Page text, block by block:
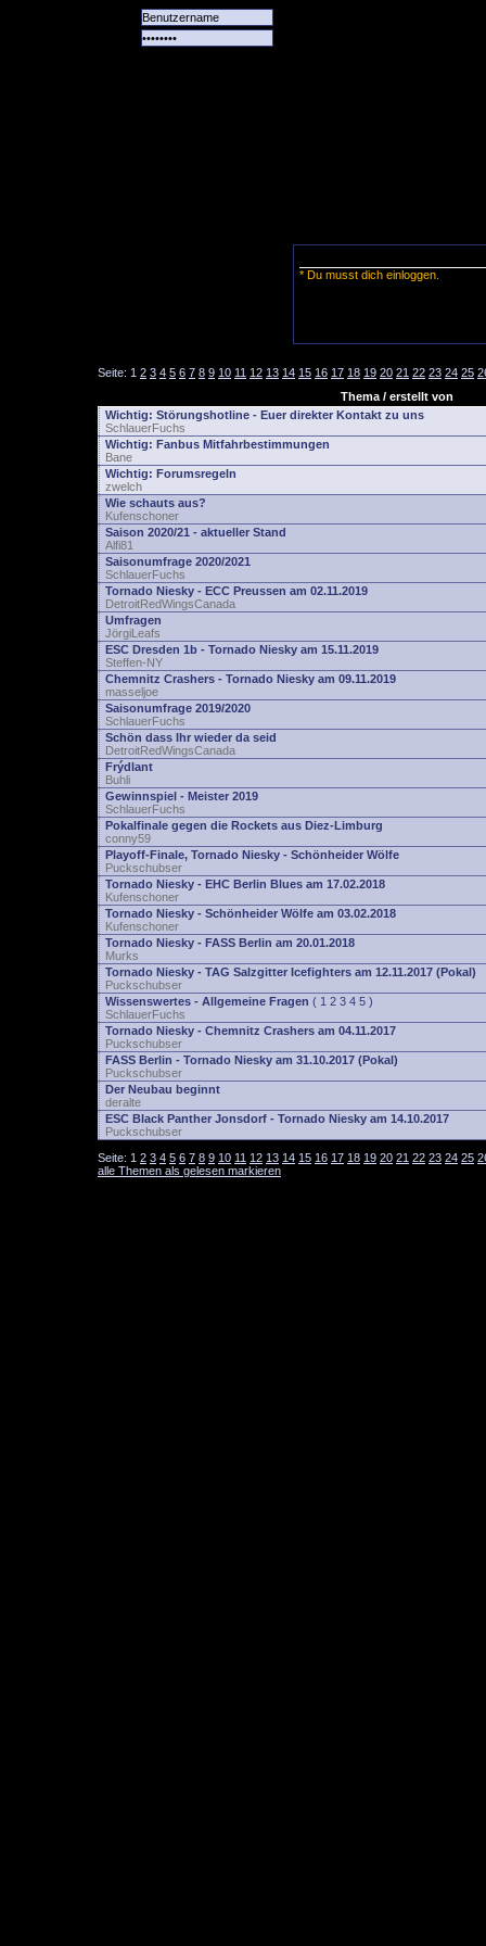
* Du musst dich einloggen.
Seite: 1 2 3 4 5 6 7 8 9 10 11 12 13 14 15 16 17 18 19 20 21 22 23 24 25
Thema / erstellt von
Wichtig: Störungshotline - Euer direkter Kontakt zu uns
SchlauerFuchs
Wichtig: Fanbus Mitfahrbestimmungen
Bane
Wichtig: Forumsregeln
zwelch
Wie schauts aus?
Kufenschoner
Saison 2020/21 - aktueller Stand
Alfi81
Saisonumfrage 2020/2021
SchlauerFuchs
Tornado Niesky - ECC Preussen am 02.11.2019
DetroitRedWingsCanada
Umfragen
JörgiLeafs
ESC Dresden 1b - Tornado Niesky am 15.11.2019
Steffen-NY
Chemnitz Crashers - Tornado Niesky am 09.11.2019
masseljoe
Saisonumfrage 2019/2020
SchlauerFuchs
Schön dass Ihr wieder da seid
DetroitRedWingsCanada
Frýdlant
Buhli
Gewinnspiel - Meister 2019
SchlauerFuchs
Pokalfinale gegen die Rockets aus Diez-Limburg
conny59
Playoff-Finale, Tornado Niesky - Schönheider Wölfe
Puckschubser
Tornado Niesky - EHC Berlin Blues am 17.02.2018
Kufenschoner
Tornado Niesky - Schönheider Wölfe am 03.02.2018
Kufenschoner
Tornado Niesky - FASS Berlin am 20.01.2018
Murks
Tornado Niesky - TAG Salzgitter Icefighters am 12.11.2017 (Pokal)
Puckschubser
Wissenswertes - Allgemeine Fragen ( 1 2 3 4 5 )
SchlauerFuchs
Tornado Niesky - Chemnitz Crashers am 04.11.2017
Puckschubser
FASS Berlin - Tornado Niesky am 31.10.2017 (Pokal)
Puckschubser
Der Neubau beginnt
deralte
ESC Black Panther Jonsdorf - Tornado Niesky am 14.10.2017
Puckschubser
Seite: 1 2 3 4 5 6 7 8 9 10 11 12 13 14 15 16 17 18 19 20 21 22 23 24 25
alle Themen als gelesen markieren